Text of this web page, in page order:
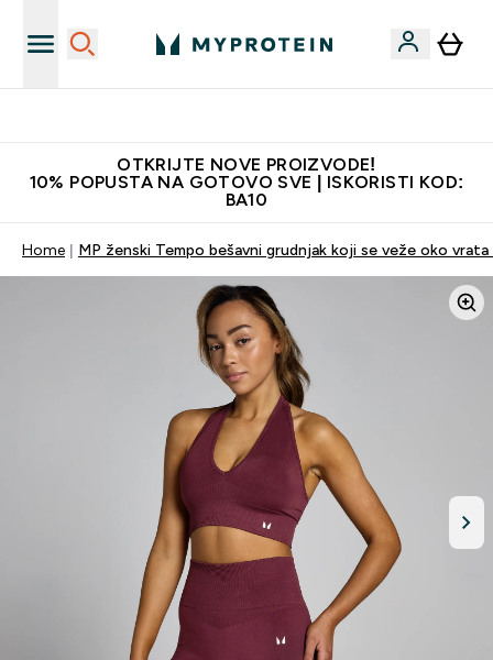
OTKRIJTE NOVE PROIZVODE!
10% POPUSTA NA GOTOVO SVE | ISKORISTI KOD:
BA10
Home MP ženski Tempo bešavni grudnjak koji se veže oko